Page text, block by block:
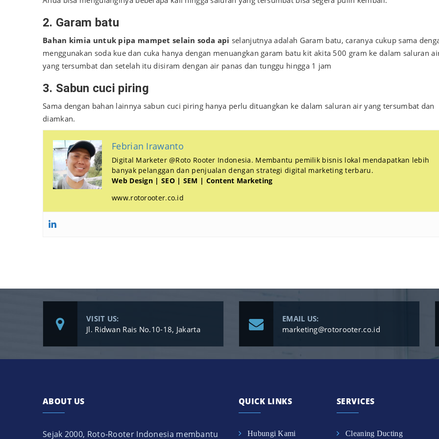
2. Garam batu
Bahan kimia untuk pipa mampet selain soda api selanjutnya adalah Garam batu, caranya cukup sama
menggunakan soda kue dan cuka hanya dengan menuangkan garam batu kit akita 500 gram ke dalam saluran
yang tersumbat dan setelah itu disiram dengan air panas dan tunggu hingga 1 jam
3. Sabun cuci piring
Sama dengan bahan lainnya sabun cuci piring hanya perlu dituangkan ke dalam saluran air yang tersumbat dan
diamkan.
Febrian Irawanto
Digital Marketer @Roto Rooter Indonesia. Membantu pemilik bisnis lokal mendapatkan lebih
banyak pelanggan dan penjualan dengan strategi digital marketing terbaru.
Web Design | SEO | SEM | Content Marketing
www.rotorooter.co.id
VISIT US:
Jl. Ridwan Rais No.10-18, Jakarta
EMAIL US:
marketing@rotorooter.co.id
ABOUT US
Sejak 2000, Roto-Rooter Indonesia membantu
QUICK LINKS
Hubungi Kami
SERVICES
Cleaning Ducting